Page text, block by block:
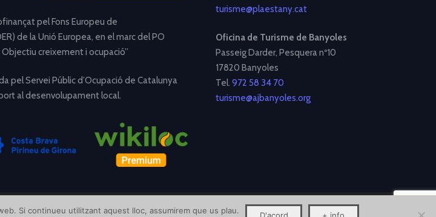
pel Fons Europeu de
de la Unió Europea, en el marc del PO
creixement i ocupació”
pel Servei Públic d’Ocupació de Catalunya
al desenvolupament local.
turisme@plaestany.cat
Oficina de Turisme de Banyoles
Passeig Darder, Pesquera nº10
17820 Banyoles
Tel. 972 58 34 70
turisme@ajbanyoles.org
Si continueu utilitzant aquest lloc, assumirem que us plau. D'acord + info